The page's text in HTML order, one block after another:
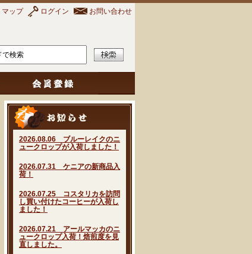
マップ ログイン お問い合わせ
2026.08.06 ブルーレイクのニ
ュークロップが入荷しました！
2026.07.31 ケニアの新商品入
荷！
2026.07.25 コスタリカを訪問
し買い付けたコーヒーが入荷し
ました！
2026.07.21 アールマッカのニ
ュークロップ入荷！焙煎度を見
直しました。